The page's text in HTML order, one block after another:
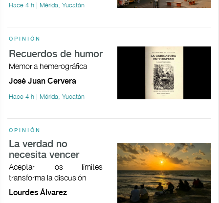
Hace 4 h | Mérida, Yucatán
OPINIÓN
Recuerdos de humor
Memoria hemerográfica
José Juan Cervera
Hace 4 h | Mérida, Yucatán
OPINIÓN
La verdad no
necesita vencer
Aceptar los límites
transforma la discusión
Lourdes Álvarez